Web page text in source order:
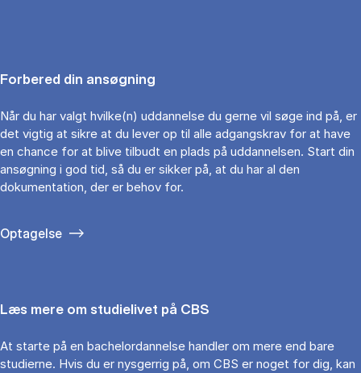
Forbered din ansøgning
Når du har valgt hvilke(n) uddannelse du gerne vil søge ind på, er
det vigtig at sikre at du lever op til alle adgangskrav for at have
en chance for at blive tilbudt en plads på uddannelsen. Start din
ansøgning i god tid, så du er sikker på, at du har al den
dokumentation, der er behov for.
Optagelse
Læs mere om studielivet på CBS
At starte på en bachelordannelse handler om mere end bare
studierne. Hvis du er nysgerrig på, om CBS er noget for dig, kan